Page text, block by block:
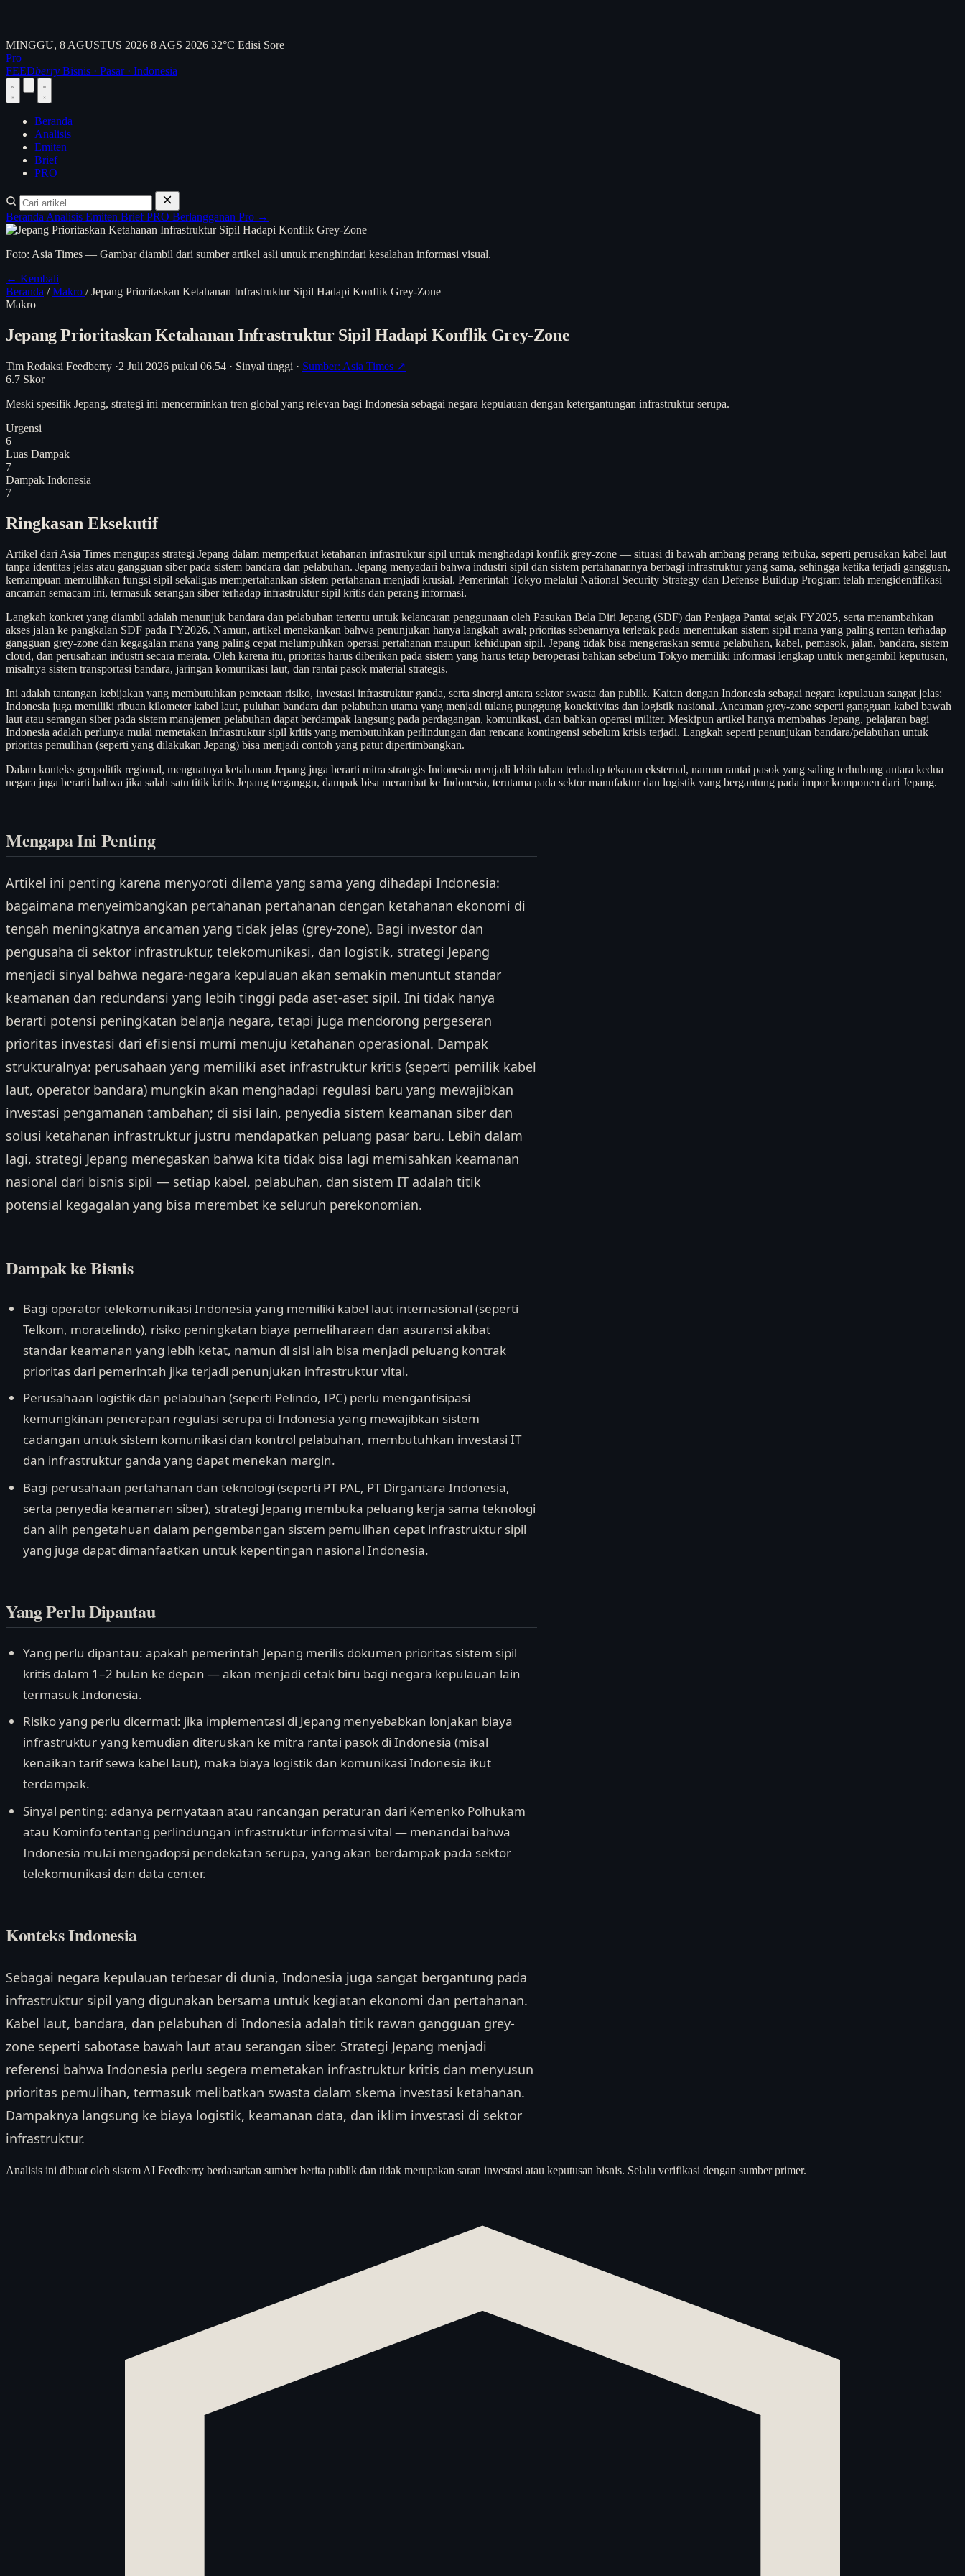
MINGGU, 8 AGUSTUS 2026 8 AGS 2026 32°C Edisi Sore
Pro
FEEDberry Bisnis · Pasar · Indonesia
Beranda
Analisis
Emiten
Brief
PRO
Beranda Analisis Emiten BriefPRO Berlangganan Pro →
Foto: Asia Times — Gambar diambil dari sumber artikel asli untuk menghindari kesalahan informasi visual.
← Kembali
Beranda / Makro / Jepang Prioritaskan Ketahanan Infrastruktur Sipil Hadapi Konflik Grey-Zone
Makro
Jepang Prioritaskan Ketahanan Infrastruktur Sipil Hadapi Konflik Grey-Zone
Tim Redaksi Feedberry ·2 Juli 2026 pukul 06.54 · Sinyal tinggi · Sumber: Asia Times ↗
6.7 Skor
Meski spesifik Jepang, strategi ini mencerminkan tren global yang relevan bagi Indonesia sebagai negara kepulauan dengan ketergantungan infrastruktur serupa.
Urgensi
6
Luas Dampak
7
Dampak Indonesia
7
Ringkasan Eksekutif
Artikel dari Asia Times mengupas strategi Jepang dalam memperkuat ketahanan infrastruktur sipil untuk menghadapi konflik grey-zone — situasi di bawah ambang perang terbuka, seperti perusakan kabel laut
tanpa identitas jelas atau gangguan siber pada sistem bandara dan pelabuhan. Jepang menyadari bahwa industri sipil dan sistem pertahanannya berbagi infrastruktur yang sama, sehingga ketika terjadi gangguan,
kemampuan memulihkan fungsi sipil sekaligus mempertahankan sistem pertahanan menjadi krusial. Pemerintah Tokyo melalui National Security Strategy dan Defense Buildup Program telah mengidentifikasi
ancaman semacam ini, termasuk serangan siber terhadap infrastruktur sipil kritis dan perang informasi.
Langkah konkret yang diambil adalah menunjuk bandara dan pelabuhan tertentu untuk kelancaran penggunaan oleh Pasukan Bela Diri Jepang (SDF) dan Penjaga Pantai sejak FY2025, serta menambahkan
akses jalan ke pangkalan SDF pada FY2026. Namun, artikel menekankan bahwa penunjukan hanya langkah awal; prioritas sebenarnya terletak pada menentukan sistem sipil mana yang paling rentan terhadap
gangguan grey-zone dan kegagalan mana yang paling cepat melumpuhkan operasi pertahanan maupun kehidupan sipil. Jepang tidak bisa mengeraskan semua pelabuhan, kabel, pemasok, jalan, bandara, sistem
cloud, dan perusahaan industri secara merata. Oleh karena itu, prioritas harus diberikan pada sistem yang harus tetap beroperasi bahkan sebelum Tokyo memiliki informasi lengkap untuk mengambil keputusan,
misalnya sistem transportasi bandara, jaringan komunikasi laut, dan rantai pasok material strategis.
Ini adalah tantangan kebijakan yang membutuhkan pemetaan risiko, investasi infrastruktur ganda, serta sinergi antara sektor swasta dan publik. Kaitan dengan Indonesia sebagai negara kepulauan sangat jelas:
Indonesia juga memiliki ribuan kilometer kabel laut, puluhan bandara dan pelabuhan utama yang menjadi tulang punggung konektivitas dan logistik nasional. Ancaman grey-zone seperti gangguan kabel bawah
laut atau serangan siber pada sistem manajemen pelabuhan dapat berdampak langsung pada perdagangan, komunikasi, dan bahkan operasi militer. Meskipun artikel hanya membahas Jepang, pelajaran bagi
Indonesia adalah perlunya mulai memetakan infrastruktur sipil kritis yang membutuhkan perlindungan dan rencana kontingensi sebelum krisis terjadi. Langkah seperti penunjukan bandara/pelabuhan untuk
prioritas pemulihan (seperti yang dilakukan Jepang) bisa menjadi contoh yang patut dipertimbangkan.
Dalam konteks geopolitik regional, menguatnya ketahanan Jepang juga berarti mitra strategis Indonesia menjadi lebih tahan terhadap tekanan eksternal, namun rantai pasok yang saling terhubung antara kedua
negara juga berarti bahwa jika salah satu titik kritis Jepang terganggu, dampak bisa merambat ke Indonesia, terutama pada sektor manufaktur dan logistik yang bergantung pada impor komponen dari Jepang.
Mengapa Ini Penting
Artikel ini penting karena menyoroti dilema yang sama yang dihadapi Indonesia:
bagaimana menyeimbangkan pertahanan pertahanan dengan ketahanan ekonomi di
tengah meningkatnya ancaman yang tidak jelas (grey-zone). Bagi investor dan
pengusaha di sektor infrastruktur, telekomunikasi, dan logistik, strategi Jepang
menjadi sinyal bahwa negara-negara kepulauan akan semakin menuntut standar
keamanan dan redundansi yang lebih tinggi pada aset-aset sipil. Ini tidak hanya
berarti potensi peningkatan belanja negara, tetapi juga mendorong pergeseran
prioritas investasi dari efisiensi murni menuju ketahanan operasional. Dampak
strukturalnya: perusahaan yang memiliki aset infrastruktur kritis (seperti pemilik kabel
laut, operator bandara) mungkin akan menghadapi regulasi baru yang mewajibkan
investasi pengamanan tambahan; di sisi lain, penyedia sistem keamanan siber dan
solusi ketahanan infrastruktur justru mendapatkan peluang pasar baru. Lebih dalam
lagi, strategi Jepang menegaskan bahwa kita tidak bisa lagi memisahkan keamanan
nasional dari bisnis sipil — setiap kabel, pelabuhan, dan sistem IT adalah titik
potensial kegagalan yang bisa merembet ke seluruh perekonomian.
Dampak ke Bisnis
Bagi operator telekomunikasi Indonesia yang memiliki kabel laut internasional (seperti
Telkom, moratelindo), risiko peningkatan biaya pemeliharaan dan asuransi akibat
standar keamanan yang lebih ketat, namun di sisi lain bisa menjadi peluang kontrak
prioritas dari pemerintah jika terjadi penunjukan infrastruktur vital.
Perusahaan logistik dan pelabuhan (seperti Pelindo, IPC) perlu mengantisipasi
kemungkinan penerapan regulasi serupa di Indonesia yang mewajibkan sistem
cadangan untuk sistem komunikasi dan kontrol pelabuhan, membutuhkan investasi IT
dan infrastruktur ganda yang dapat menekan margin.
Bagi perusahaan pertahanan dan teknologi (seperti PT PAL, PT Dirgantara Indonesia,
serta penyedia keamanan siber), strategi Jepang membuka peluang kerja sama teknologi
dan alih pengetahuan dalam pengembangan sistem pemulihan cepat infrastruktur sipil
yang juga dapat dimanfaatkan untuk kepentingan nasional Indonesia.
Yang Perlu Dipantau
Yang perlu dipantau: apakah pemerintah Jepang merilis dokumen prioritas sistem sipil
kritis dalam 1–2 bulan ke depan — akan menjadi cetak biru bagi negara kepulauan lain
termasuk Indonesia.
Risiko yang perlu dicermati: jika implementasi di Jepang menyebabkan lonjakan biaya
infrastruktur yang kemudian diteruskan ke mitra rantai pasok di Indonesia (misal
kenaikan tarif sewa kabel laut), maka biaya logistik dan komunikasi Indonesia ikut
terdampak.
Sinyal penting: adanya pernyataan atau rancangan peraturan dari Kemenko Polhukam
atau Kominfo tentang perlindungan infrastruktur informasi vital — menandai bahwa
Indonesia mulai mengadopsi pendekatan serupa, yang akan berdampak pada sektor
telekomunikasi dan data center.
Konteks Indonesia
Sebagai negara kepulauan terbesar di dunia, Indonesia juga sangat bergantung pada
infrastruktur sipil yang digunakan bersama untuk kegiatan ekonomi dan pertahanan.
Kabel laut, bandara, dan pelabuhan di Indonesia adalah titik rawan gangguan grey-
zone seperti sabotase bawah laut atau serangan siber. Strategi Jepang menjadi
referensi bahwa Indonesia perlu segera memetakan infrastruktur kritis dan menyusun
prioritas pemulihan, termasuk melibatkan swasta dalam skema investasi ketahanan.
Dampaknya langsung ke biaya logistik, keamanan data, dan iklim investasi di sektor
infrastruktur.
Analisis ini dibuat oleh sistem AI Feedberry berdasarkan sumber berita publik dan tidak merupakan saran investasi atau keputusan bisnis. Selalu verifikasi dengan sumber primer.